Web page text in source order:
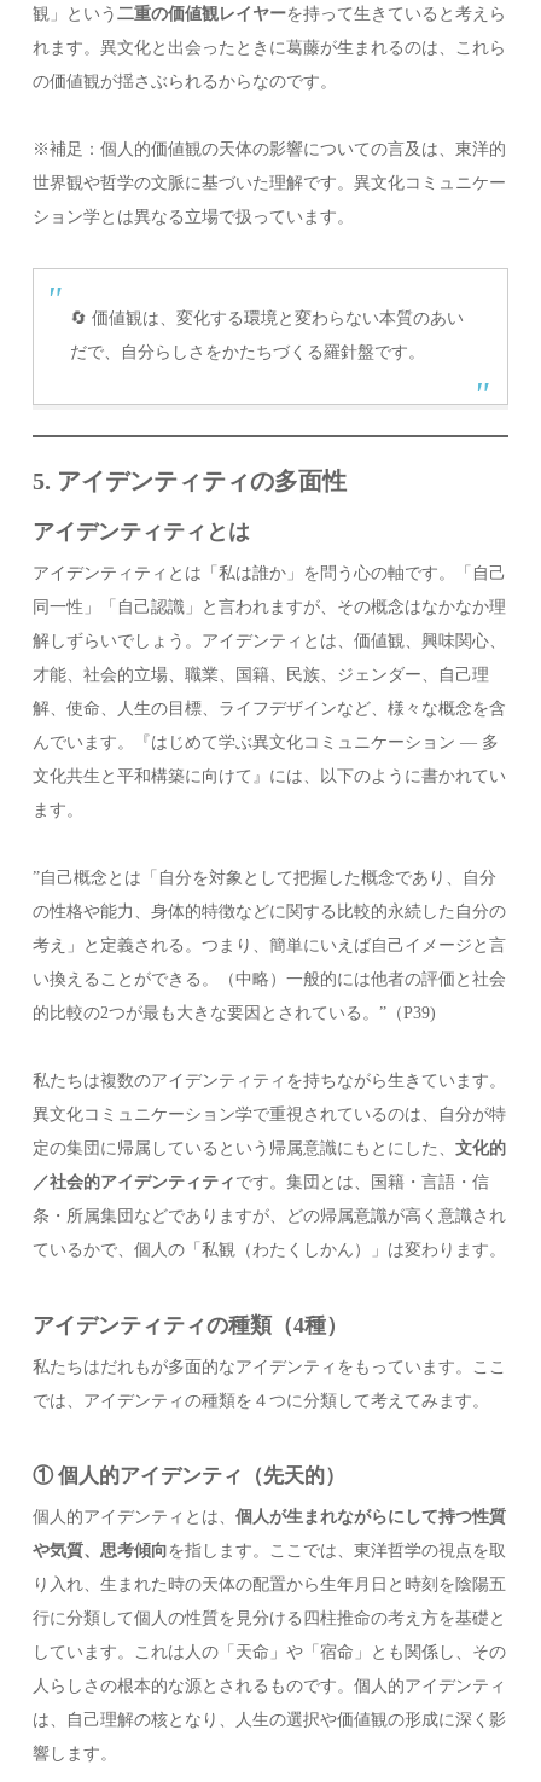
観」という二重の価値観レイヤーを持って生きていると考えら
れます。異文化と出会ったときに葛藤が生まれるのは、これら
の価値観が揺さぶられるからなのです。
※補足：個人的価値観の天体の影響についての言及は、東洋的
世界観や哲学の文脈に基づいた理解です。異文化コミュニケー
ション学とは異なる立場で扱っています。
🔄 価値観は、変化する環境と変わらない本質のあい
だで、自分らしさをかたちづくる羅針盤です。
5. アイデンティティの多面性
アイデンティティとは
アイデンティティとは「私は誰か」を問う心の軸です。「自己
同一性」「自己認識」と言われますが、その概念はなかなか理
解しずらいでしょう。アイデンティとは、価値観、興味関心、
才能、社会的立場、職業、国籍、民族、ジェンダー、自己理
解、使命、人生の目標、ライフデザインなど、様々な概念を含
んでいます。『はじめて学ぶ異文化コミュニケーション — 多
文化共生と平和構築に向けて』には、以下のように書かれてい
ます。
”自己概念とは「自分を対象として把握した概念であり、自分
の性格や能力、身体的特徴などに関する比較的永続した自分の
考え」と定義される。つまり、簡単にいえば自己イメージと言
い換えることができる。（中略）一般的には他者の評価と社会
的比較の2つが最も大きな要因とされている。”（P39)
私たちは複数のアイデンティティを持ちながら生きています。
異文化コミュニケーション学で重視されているのは、自分が特
定の集団に帰属しているという帰属意識にもとにした、文化的
／社会的アイデンティティ です。集団とは、国籍・言語・信
条・所属集団などでありますが、どの帰属意識が高く意識され
ているかで、個人の「私観（わたくしかん）」は変わります。
アイデンティティの種類（4種）
私たちはだれもが多面的なアイデンティをもっています。ここ
では、アイデンティの種類を４つに分類して考えてみます。
① 個人的アイデンティ（先天的）
個人的アイデンティとは、個人が生まれながらにして持つ性質
や気質、思考傾向を指します。ここでは、東洋哲学の視点を取
り入れ、生まれた時の天体の配置から生年月日と時刻を陰陽五
行に分類して個人の性質を見分ける四柱推命の考え方を基礎と
しています。これは人の「天命」や「宿命」とも関係し、その
人らしさの根本的な源とされるものです。個人的アイデンティ
は、自己理解の核となり、人生の選択や価値観の形成に深く影
響します。